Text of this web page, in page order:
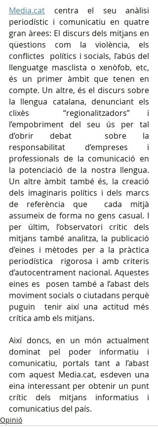
Media.cat centra el seu anàlisi
periodístic i comunicatiu en quatre
gran àrees: El discurs dels mitjans en
qüestions com la violència, els
conflictes  polítics i socials, l’abús del
llenguatge masclista o xenòfob, etc,
és un primer àmbit que tenen en
compte. Un altre, és el discurs sobre
la llengua catalana, denunciant els
clixès  “regionalitzadors” i
l’empobriment del seu ús per tal
d’obrir debat  sobre la
responsabilitat d’empreses i
professionals de la comunicació en
la potenciació de la nostra llengua.
Un altre àmbit també és, la creació
dels imaginaris polítics i dels marcs
de referència que  cada mitjà
assumeix de forma no gens casual. I
per últim, l’observatori crític dels
mitjans també analitza, la publicació
d’eines i mètodes per a la pràctica
periodística  rigorosa i amb criteris
d’autocentrament nacional. Aquestes
eines es  posen també a l’abast dels
moviment socials o ciutadans perquè
puguin  tenir així una actitud més
crítica amb els mitjans.
Així doncs, en un món actualment
dominat pel poder informatiu i
comunicatiu, portals tant a l’abast
com aquest Media.cat, esdeven una
eina interessant per obtenir un punt
crític dels mitjans informatius i
comunicatius del país.
Opinió